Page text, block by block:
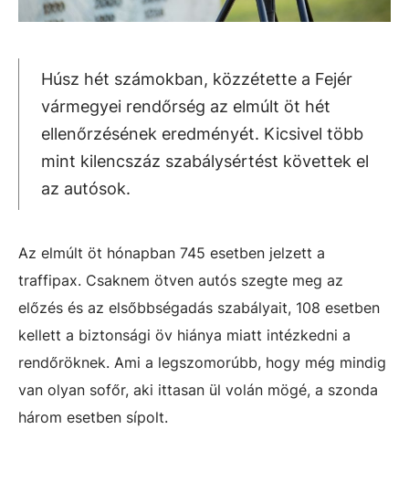
Húsz hét számokban, közzétette a Fejér
vármegyei rendőrség az elmúlt öt hét
ellenőrzésének eredményét. Kicsivel több
mint kilencszáz szabálysértést követtek el
az autósok.
Az elmúlt öt hónapban 745 esetben jelzett a
traffipax. Csaknem ötven autós szegte meg az
előzés és az elsőbbségadás szabályait, 108 esetben
kellett a biztonsági öv hiánya miatt intézkedni a
rendőröknek. Ami a legszomorúbb, hogy még mindig
van olyan sofőr, aki ittasan ül volán mögé, a szonda
három esetben sípolt.